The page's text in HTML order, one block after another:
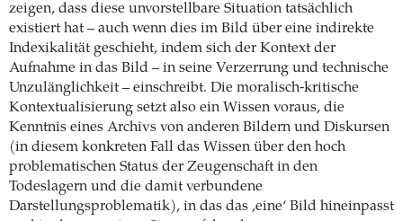
zeigen, dass diese unvorstellbare Situation tatsächlich
existiert hat – auch wenn dies im Bild über eine indirekte
Indexikalität geschieht, indem sich der Kontext der
Aufnahme in das Bild – in seine Verzerrung und technische
Unzulänglichkeit – einschreibt. Die moralisch-kritische
Kontextualisierung setzt also ein Wissen voraus, die
Kenntnis eines Archivs von anderen Bildern und Diskursen
(in diesem konkreten Fall das Wissen über den hoch
problematischen Status der Zeugenschaft in den
Todeslagern und die damit verbundene
Darstellungsproblematik), in das das ‚eine‘ Bild hineinpasst